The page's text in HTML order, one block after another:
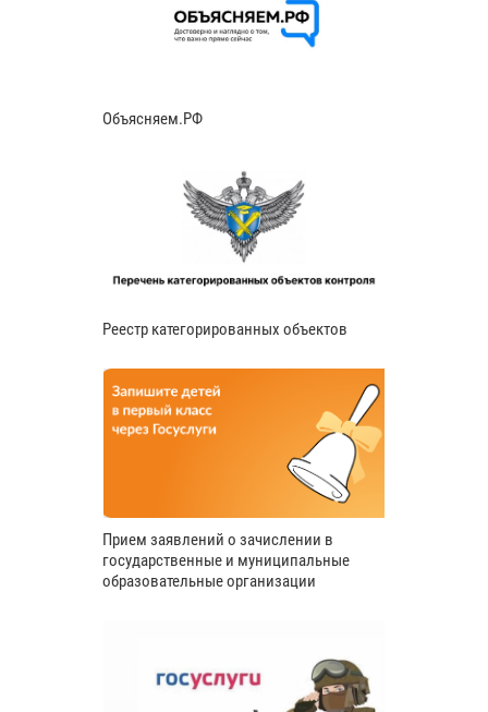
Объясняем.РФ
Реестр категорированных объектов
Прием заявлений о зачислении в
государственные и муниципальные
образовательные организации